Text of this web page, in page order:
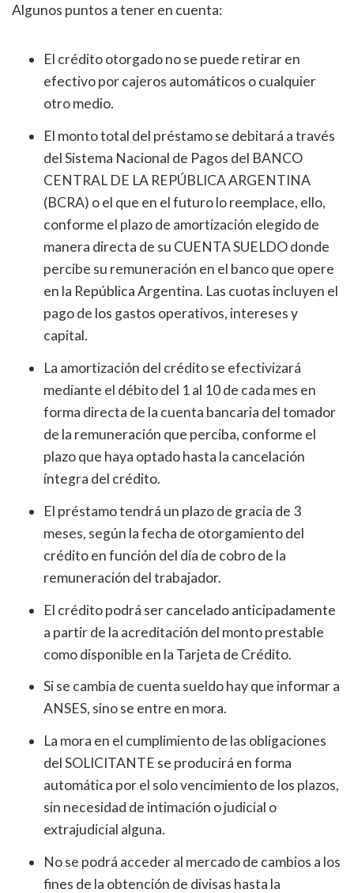
Algunos puntos a tener en cuenta:
El crédito otorgado no se puede retirar en
efectivo por cajeros automáticos o cualquier
otro medio.
El monto total del préstamo se debitará a través
del Sistema Nacional de Pagos del BANCO
CENTRAL DE LA REPÚBLICA ARGENTINA
(BCRA) o el que en el futuro lo reemplace, ello,
conforme el plazo de amortización elegido de
manera directa de su CUENTA SUELDO donde
percibe su remuneración en el banco que opere
en la República Argentina. Las cuotas incluyen el
pago de los gastos operativos, intereses y
capital.
La amortización del crédito se efectivizará
mediante el débito del 1 al 10 de cada mes en
forma directa de la cuenta bancaria del tomador
de la remuneración que perciba, conforme el
plazo que haya optado hasta la cancelación
íntegra del crédito.
El préstamo tendrá un plazo de gracia de 3
meses, según la fecha de otorgamiento del
crédito en función del día de cobro de la
remuneración del trabajador.
El crédito podrá ser cancelado anticipadamente
a partir de la acreditación del monto prestable
como disponible en la Tarjeta de Crédito.
Si se cambia de cuenta sueldo hay que informar a
ANSES, sino se entre en mora.
La mora en el cumplimiento de las obligaciones
del SOLICITANTE se producirá en forma
automática por el solo vencimiento de los plazos,
sin necesidad de intimación o judicial o
extrajudicial alguna.
No se podrá acceder al mercado de cambios a los
fines de la obtención de divisas hasta la